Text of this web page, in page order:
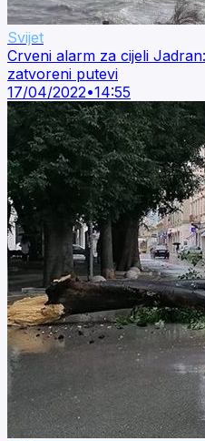
Svijet
Crveni alarm za cijeli
zatvoreni putevi
17/04/2022•14:55